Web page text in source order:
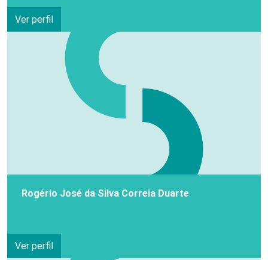
Ver perfil
Rogério José da Silva Correia Duarte
Ver perfil